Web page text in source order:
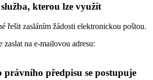
kterou lze využít
řešit zasláním žádosti elektronickou poštou.
zaslat na e-mailovou adresu:
právního předpisu se postupuje